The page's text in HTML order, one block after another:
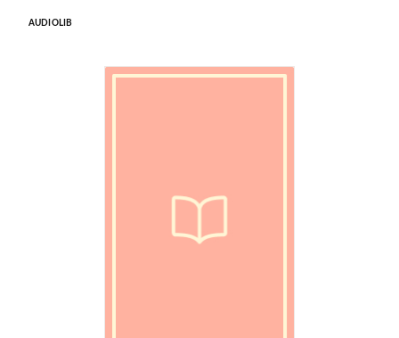
AUDIOLIB